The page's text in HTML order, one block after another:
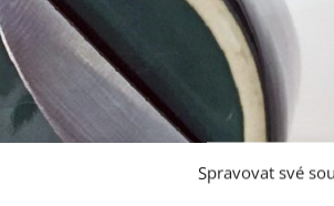
Spravovat své